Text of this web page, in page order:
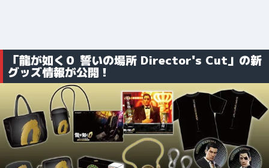
「龍が如く０ 誓いの場所 Director's Cut」の新
グッズ情報が公開！